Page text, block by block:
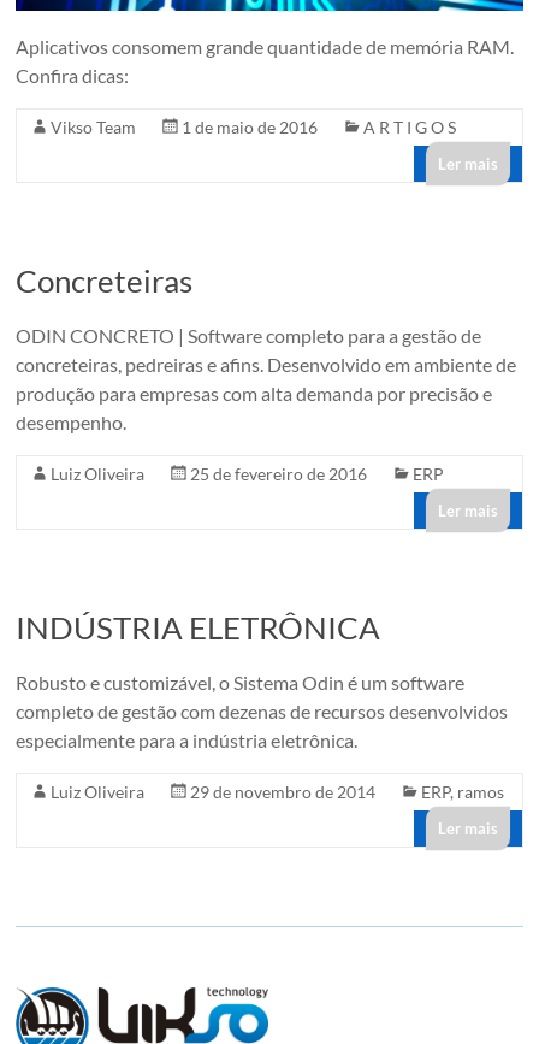
Aplicativos consomem grande quantidade de memória RAM.
Confira dicas:
Vikso Team 1 de maio de 2016 A R T I G O S
Ler mais
Concreteiras
ODIN CONCRETO | Software completo para a gestão de
concreteiras, pedreiras e afins. Desenvolvido em ambiente de
produção para empresas com alta demanda por precisão e
desempenho.
Luiz Oliveira 25 de fevereiro de 2016 ERP
Ler mais
INDÚSTRIA ELETRÔNICA
Robusto e customizável, o Sistema Odin é um software
completo de gestão com dezenas de recursos desenvolvidos
especialmente para a indústria eletrônica.
Luiz Oliveira 29 de novembro de 2014 ERP, ramos
Ler mais